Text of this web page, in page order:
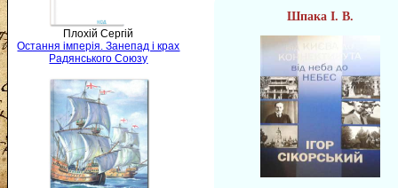
Плохій Сергій
Остання імперія. Занепад і крах
Радянського Союзу
Шпака І. В.